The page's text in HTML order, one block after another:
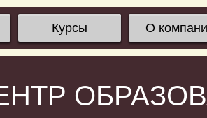
Курсы О